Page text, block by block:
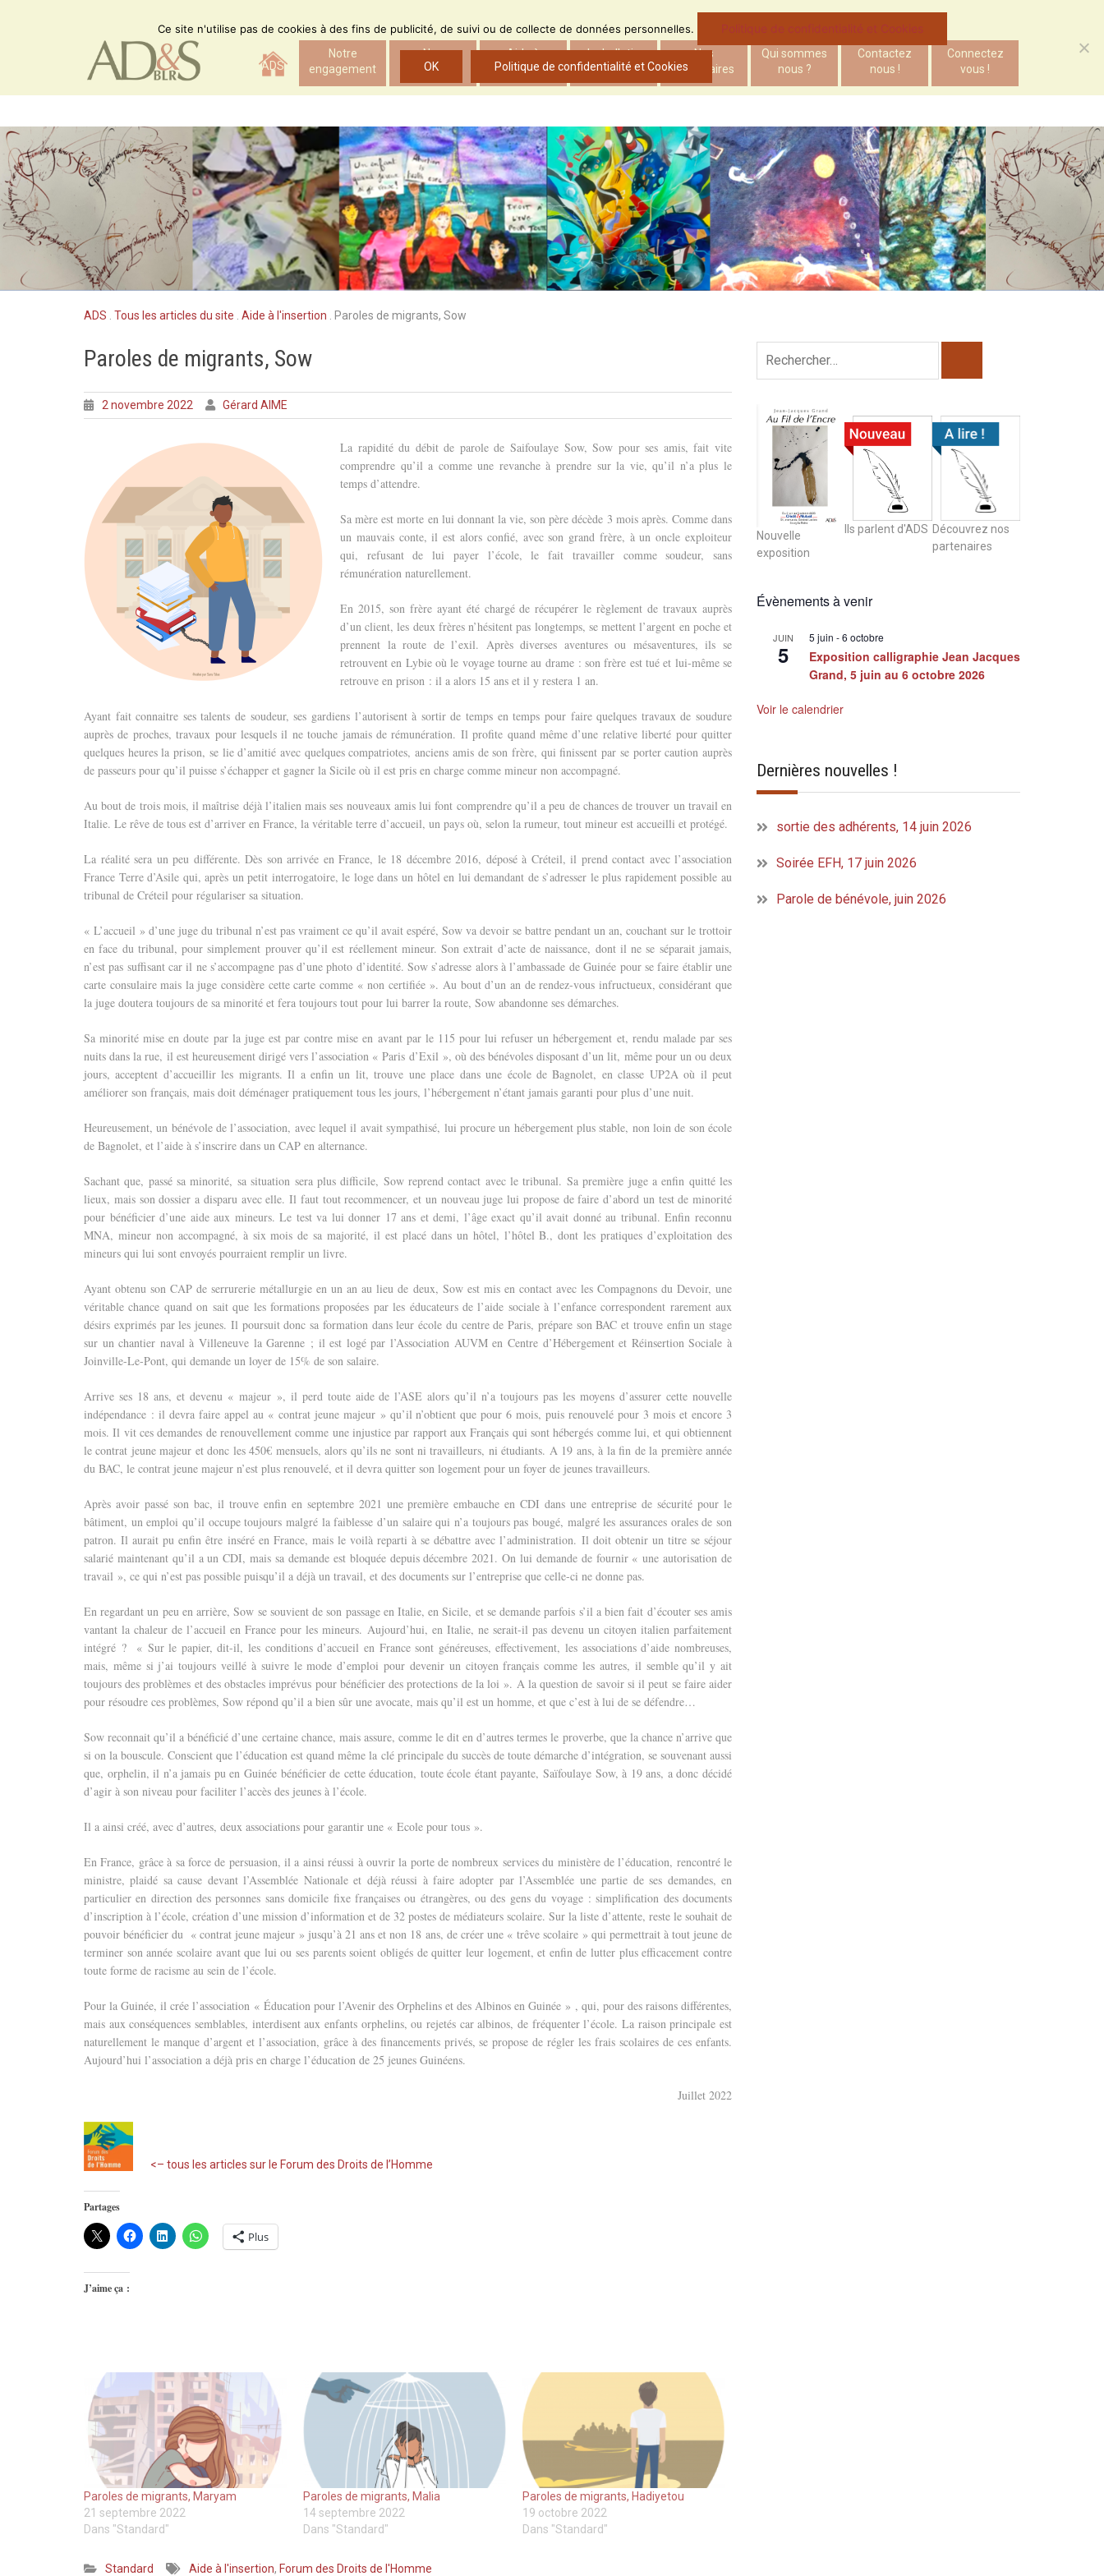
ADS
Notre
engagement
Nos
actions
Aide à
l’insertion
Le bulletin
d’ADS
Nos
partenaires
Qui sommes
nous ?
Contactez
nous !
Connectez
vous !
ADS Tous les articles du site Aide à l'insertion Paroles de migrants, Sow
Paroles de migrants, Sow
2 novembre 2022 Gérard AIME
La rapidité du débit de parole de Saifoulaye Sow, Sow pour ses amis, fait vite
comprendre qu’il a comme une revanche à prendre sur la vie, qu’il n’a plus le
temps d’attendre.
Sa mère est morte en lui donnant la vie, son père décède 3 mois après. Comme dans
un mauvais conte, il est alors confié, avec son grand frère, à un oncle exploiteur
qui, refusant de lui payer l’école, le fait travailler comme soudeur, sans
rémunération naturellement.
En 2015, son frère ayant été chargé de récupérer le règlement de travaux auprès
d’un client, les deux frères n’hésitent pas longtemps, se mettent l’argent en poche et
prennent la route de l’exil. Après diverses aventures ou mésaventures, ils se
retrouvent en Lybie où le voyage tourne au drame : son frère est tué et lui-même se
retrouve en prison : il a alors 15 ans et il y restera 1 an.
Ayant fait connaitre ses talents de soudeur, ses gardiens l’autorisent à sortir de temps en temps pour faire quelques travaux de soudure
auprès de proches, travaux pour lesquels il ne touche jamais de rémunération. Il profite quand même d’une relative liberté pour quitter
quelques heures la prison, se lie d’amitié avec quelques compatriotes, anciens amis de son frère, qui finissent par se porter caution auprès
de passeurs pour qu’il puisse s’échapper et gagner la Sicile où il est pris en charge comme mineur non accompagné.
Au bout de trois mois, il maîtrise déjà l’italien mais ses nouveaux amis lui font comprendre qu’il a peu de chances de trouver un travail en
Italie. Le rêve de tous est d’arriver en France, la véritable terre d’accueil, un pays où, selon la rumeur, tout mineur est accueilli et protégé.
La réalité sera un peu différente. Dès son arrivée en France, le 18 décembre 2016, déposé à Créteil, il prend contact avec l’association
France Terre d’Asile qui, après un petit interrogatoire, le loge dans un hôtel en lui demandant de s’adresser le plus rapidement possible au
tribunal de Créteil pour régulariser sa situation.
« L’accueil » d’une juge du tribunal n’est pas vraiment ce qu’il avait espéré, Sow va devoir se battre pendant un an, couchant sur le trottoir
en face du tribunal, pour simplement prouver qu’il est réellement mineur. Son extrait d’acte de naissance, dont il ne se séparait jamais,
n’est pas suffisant car il ne s’accompagne pas d’une photo d’identité. Sow s’adresse alors à l’ambassade de Guinée pour se faire établir une
carte consulaire mais la juge considère cette carte comme « non certifiée ». Au bout d’un an de rendez-vous infructueux, considérant que
la juge doutera toujours de sa minorité et fera toujours tout pour lui barrer la route, Sow abandonne ses démarches.
Sa minorité mise en doute par la juge est par contre mise en avant par le 115 pour lui refuser un hébergement et, rendu malade par ses
nuits dans la rue, il est heureusement dirigé vers l’association « Paris d’Exil », où des bénévoles disposant d’un lit, même pour un ou deux
jours, acceptent d’accueillir les migrants. Il a enfin un lit, trouve une place dans une école de Bagnolet, en classe UP2A où il peut
améliorer son français, mais doit déménager pratiquement tous les jours, l’hébergement n’étant jamais garanti pour plus d’une nuit.
Heureusement, un bénévole de l’association, avec lequel il avait sympathisé, lui procure un hébergement plus stable, non loin de son école
de Bagnolet, et l’aide à s’inscrire dans un CAP en alternance.
Sachant que, passé sa minorité, sa situation sera plus difficile, Sow reprend contact avec le tribunal. Sa première juge a enfin quitté les
lieux, mais son dossier a disparu avec elle. Il faut tout recommencer, et un nouveau juge lui propose de faire d’abord un test de minorité
pour bénéficier d’une aide aux mineurs. Le test va lui donner 17 ans et demi, l’âge exact qu’il avait donné au tribunal. Enfin reconnu
MNA, mineur non accompagné, à six mois de sa majorité, il est placé dans un hôtel, l’hôtel B., dont les pratiques d’exploitation des
mineurs qui lui sont envoyés pourraient remplir un livre.
Ayant obtenu son CAP de serrurerie métallurgie en un an au lieu de deux, Sow est mis en contact avec les Compagnons du Devoir, une
véritable chance quand on sait que les formations proposées par les éducateurs de l’aide sociale à l’enfance correspondent rarement aux
désirs exprimés par les jeunes. Il poursuit donc sa formation dans leur école du centre de Paris, prépare son BAC et trouve enfin un stage
sur un chantier naval à Villeneuve la Garenne ; il est logé par l’Association AUVM en Centre d’Hébergement et Réinsertion Sociale à
Joinville-Le-Pont, qui demande un loyer de 15% de son salaire.
Arrive ses 18 ans, et devenu « majeur », il perd toute aide de l’ASE alors qu’il n’a toujours pas les moyens d’assurer cette nouvelle
indépendance : il devra faire appel au « contrat jeune majeur » qu’il n’obtient que pour 6 mois, puis renouvelé pour 3 mois et encore 3
mois. Il vit ces demandes de renouvellement comme une injustice par rapport aux Français qui sont hébergés comme lui, et qui obtiennent
le contrat jeune majeur et donc les 450€ mensuels, alors qu’ils ne sont ni travailleurs, ni étudiants. A 19 ans, à la fin de la première année
du BAC, le contrat jeune majeur n’est plus renouvelé, et il devra quitter son logement pour un foyer de jeunes travailleurs.
Après avoir passé son bac, il trouve enfin en septembre 2021 une première embauche en CDI dans une entreprise de sécurité pour le
bâtiment, un emploi qu’il occupe toujours malgré la faiblesse d’un salaire qui n’a toujours pas bougé, malgré les assurances orales de son
patron. Il aurait pu enfin être inséré en France, mais le voilà reparti à se débattre avec l’administration. Il doit obtenir un titre se séjour
salarié maintenant qu’il a un CDI, mais sa demande est bloquée depuis décembre 2021. On lui demande de fournir « une autorisation de
travail », ce qui n’est pas possible puisqu’il a déjà un travail, et des documents sur l’entreprise que celle-ci ne donne pas.
En regardant un peu en arrière, Sow se souvient de son passage en Italie, en Sicile, et se demande parfois s’il a bien fait d’écouter ses amis
vantant la chaleur de l’accueil en France pour les mineurs. Aujourd’hui, en Italie, ne serait-il pas devenu un citoyen italien parfaitement
intégré ? « Sur le papier, dit-il, les conditions d’accueil en France sont généreuses, effectivement, les associations d’aide nombreuses,
mais, même si j’ai toujours veillé à suivre le mode d’emploi pour devenir un citoyen français comme les autres, il semble qu’il y ait
toujours des problèmes et des obstacles imprévus pour bénéficier des protections de la loi ». A la question de savoir si il peut se faire aider
pour résoudre ces problèmes, Sow répond qu’il a bien sûr une avocate, mais qu’il est un homme, et que c’est à lui de se défendre…
Sow reconnait qu’il a bénéficié d’une certaine chance, mais assure, comme le dit en d’autres termes le proverbe, que la chance n’arrive que
si on la bouscule. Conscient que l’éducation est quand même la clé principale du succès de toute démarche d’intégration, se souvenant aussi
que, orphelin, il n’a jamais pu en Guinée bénéficier de cette éducation, toute école étant payante, Saïfoulaye Sow, à 19 ans, a donc décidé
d’agir à son niveau pour faciliter l’accès des jeunes à l’école.
Il a ainsi créé, avec d’autres, deux associations pour garantir une « Ecole pour tous ».
En France, grâce à sa force de persuasion, il a ainsi réussi à ouvrir la porte de nombreux services du ministère de l’éducation, rencontré le
ministre, plaidé sa cause devant l’Assemblée Nationale et déjà réussi à faire adopter par l’Assemblée une partie de ses demandes, en
particulier en direction des personnes sans domicile fixe françaises ou étrangères, ou des gens du voyage : simplification des documents
d’inscription à l’école, création d’une mission d’information et de 32 postes de médiateurs scolaire. Sur la liste d’attente, reste le souhait de
pouvoir bénéficier du « contrat jeune majeur » jusqu’à 21 ans et non 18 ans, de créer une « trêve scolaire » qui permettrait à tout jeune de
terminer son année scolaire avant que lui ou ses parents soient obligés de quitter leur logement, et enfin de lutter plus efficacement contre
toute forme de racisme au sein de l’école.
Pour la Guinée, il crée l’association « Éducation pour l’Avenir des Orphelins et des Albinos en Guinée » , qui, pour des raisons différentes,
mais aux conséquences semblables, interdisent aux enfants orphelins, ou rejetés car albinos, de fréquenter l’école. La raison principale est
naturellement le manque d’argent et l’association, grâce à des financements privés, se propose de régler les frais scolaires de ces enfants.
Aujourd’hui l’association a déjà pris en charge l’éducation de 25 jeunes Guinéens.
Juillet 2022
<– tous les articles sur le Forum des Droits de l’Homme
Partages
Plus
J’aime ça :
Paroles de migrants, Maryam
21 septembre 2022
Dans "Standard"
Paroles de migrants, Malia
14 septembre 2022
Dans "Standard"
Paroles de migrants, Hadiyetou
19 octobre 2022
Dans "Standard"
Standard Aide à l'insertion, Forum des Droits de l'Homme
Nouvelle
exposition
Ils parlent d'ADS Découvrez nos
partenaires
Évènements à venir
JUIN
5
5 juin -6 octobre
Exposition calligraphie Jean Jacques
Grand, 5 juin au 6 octobre 2026
Voir le calendrier
Dernières nouvelles !
sortie des adhérents, 14 juin 2026
Soirée EFH, 17 juin 2026
Parole de bénévole, juin 2026
Ce site n'utilise pas de cookies à des fins de publicité, de suivi ou de collecte de données personnelles. Politique de confidentialité et Cookies
OK Politique de confidentialité et Cookies